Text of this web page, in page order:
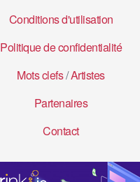
Conditions d'utilisation
Politique de confidentialité
Mots clefs/Artistes
Partenaires
Contact